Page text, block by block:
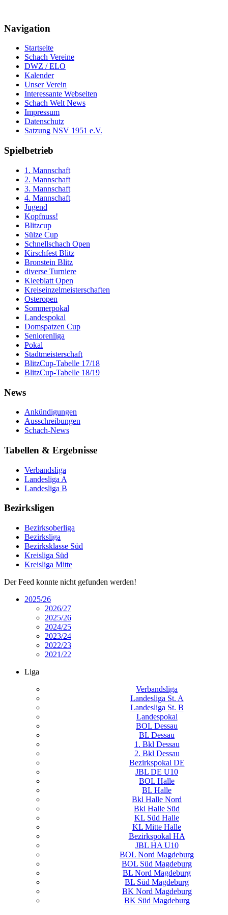
Navigation
Startseite
Schach Vereine
DWZ / ELO
Kalender
Unser Verein
Interessante Webseiten
Schach Welt News
Impressum
Datenschutz
Satzung NSV 1951 e.V.
Spielbetrieb
1. Mannschaft
2. Mannschaft
3. Mannschaft
4. Mannschaft
Jugend
Kopfnuss!
Blitzcup
Sülze Cup
Schnellschach Open
Kirschfest Blitz
Bronstein Blitz
diverse Turniere
Kleeblatt Open
Kreiseinzelmeisterschaften
Osteropen
Sommerpokal
Landespokal
Domspatzen Cup
Seniorenliga
Pokal
Stadtmeisterschaft
BlitzCup-Tabelle 17/18
BlitzCup-Tabelle 18/19
News
Ankündigungen
Ausschreibungen
Schach-News
Tabellen & Ergebnisse
Verbandsliga
Landesliga A
Landesliga B
Bezirksligen
Bezirksoberliga
Bezirksliga
Bezirksklasse Süd
Kreisliga Süd
Kreisliga Mitte
Der Feed konnte nicht gefunden werden!
2025/26
2026/27
2025/26
2024/25
2023/24
2022/23
2021/22
Liga
Verbandsliga
Landesliga St. A
Landesliga St. B
Landespokal
BOL Dessau
BL Dessau
1. Bkl Dessau
2. Bkl Dessau
Bezirkspokal DE
JBL DE U10
BOL Halle
BL Halle
Bkl Halle Nord
Bkl Halle Süd
KL Süd Halle
KL Mitte Halle
Bezirkspokal HA
JBL HA U10
BOL Nord Magdeburg
BOL Süd Magdeburg
BL Nord Magdeburg
BL Süd Magdeburg
BK Nord Magdeburg
BK Süd Magdeburg